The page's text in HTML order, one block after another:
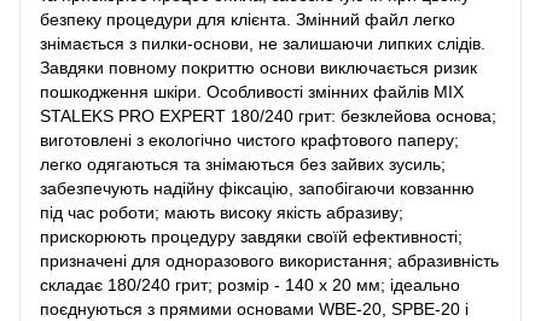
безпеку процедури для клієнта. Змінний файл легко
знімається з пилки-основи, не залишаючи липких слідів.
Завдяки повному покриттю основи виключається ризик
пошкодження шкіри. Особливості змінних файлів MIX
STALEKS PRO EXPERT 180/240 грит: безклейова основа;
виготовлені з екологічно чистого крафтового паперу;
легко одягаються та знімаються без зайвих зусиль;
забезпечують надійну фіксацію, запобігаючи ковзанню
під час роботи; мають високу якість абразиву;
прискорюють процедуру завдяки своїй ефективності;
призначені для одноразового використання; абразивність
складає 180/240 грит; розмір - 140 х 20 мм; ідеально
поєднуються з прямими основами WBE-20, SPBE-20 і